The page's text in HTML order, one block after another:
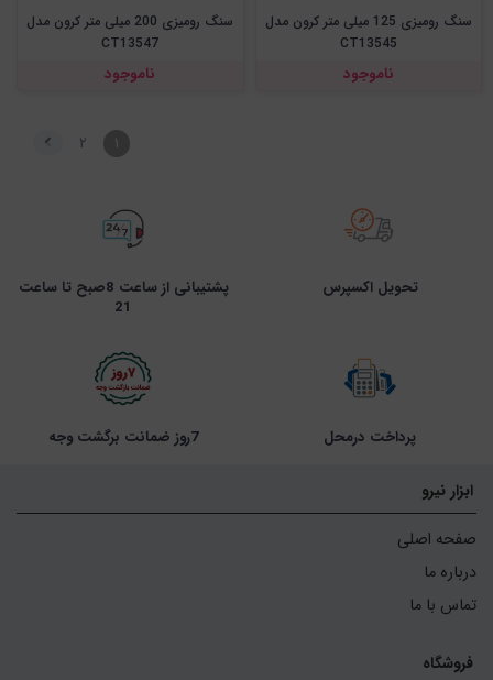
سنگ رومیزی 125 میلی متر کرون مدل
CT13545
ناموجود
سنگ رومیزی 200 میلی متر کرون مدل
CT13547
ناموجود
۱ ۲
تحویل اکسپرس
پشتیبانی از ساعت 8صبح تا ساعت
21
پرداخت درمحل 7روز ضمانت برگشت وجه
ابزار نیرو
صفحه اصلی
درباره ما
تماس با ما
فروشگاه